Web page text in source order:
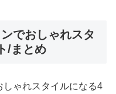
でおしゃれスタ
/まとめ
しゃれスタイルになる4